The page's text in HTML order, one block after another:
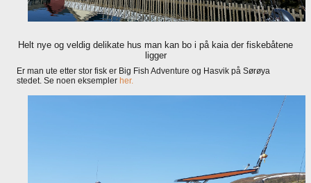
Helt nye og veldig delikate hus man kan bo i på kaia der fiskebåtene
ligger
Er man ute etter stor fisk er Big Fish Adventure og Hasvik på Sørøya
stedet. Se noen eksempler her.